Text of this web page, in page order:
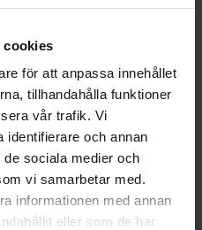
cookies
för att anpassa innehållet
tillhandahålla funktioner
vår trafik. Vi
identifierare och annan
sociala medier och
vi samarbetar med.
informationen med annan
eller som de har
fyrkantiga
dig en extra
för
maten. Du
kokplattan
du kan
grytor på
kokzon.